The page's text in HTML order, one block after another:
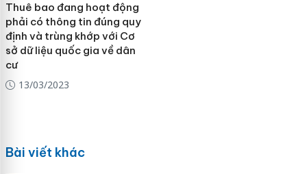
Thuê bao đang hoạt động
phải có thông tin đúng quy
định và trùng khớp với Cơ
sở dữ liệu quốc gia về dân
cư
13/03/2023
Bài viết khác